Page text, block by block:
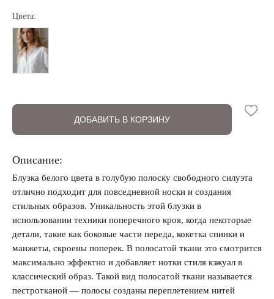
Запомнить меня на этом компьютере
Цвета:
ДОБАВИТЬ В КОРЗИНУ
Описание:
Блузка белого цвета в голубую полоску свободного силуэта
отлично подходит для повседневной носки и создания
стильных образов. Уникальность этой блузки в
использовании техники поперечного кроя, когда некоторые
детали, такие как боковые части переда, кокетка спинки и
манжеты, скроены поперек. В полосатой ткани это смотрится
максимально эффектно и добавляет нотки стиля кэжуал в
классический образ. Такой вид полосатой ткани называется
пестротканой — полосы созданы переплетением нитей